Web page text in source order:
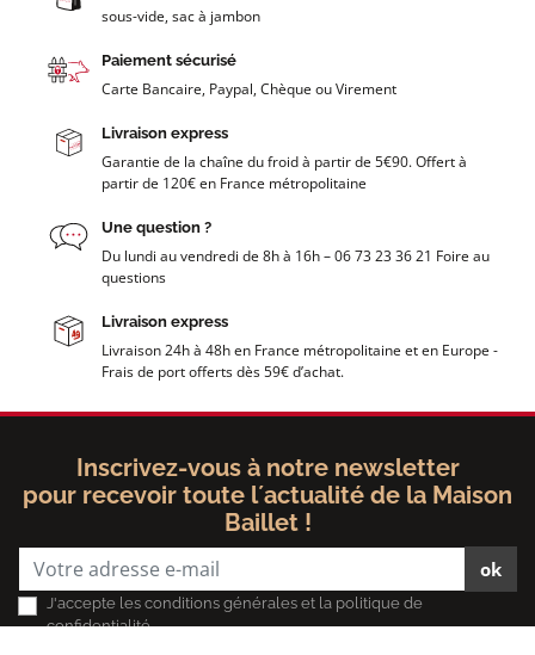
sous-vide, sac à jambon
Paiement sécurisé
Carte Bancaire, Paypal, Chèque ou Virement
Livraison express
Garantie de la chaîne du froid à partir de 5€90. Offert à
partir de 120€ en France métropolitaine
Une question ?
Du lundi au vendredi de 8h à 16h – 06 73 23 36 21 Foire au
questions
Livraison express
Livraison 24h à 48h en France métropolitaine et en Europe -
Frais de port offerts dès 59€ d’achat.
Inscrivez-vous à notre newsletter
pour recevoir toute l´actualité de la Maison
Baillet !
ok
J'accepte les conditions générales et la politique de
confidentialité